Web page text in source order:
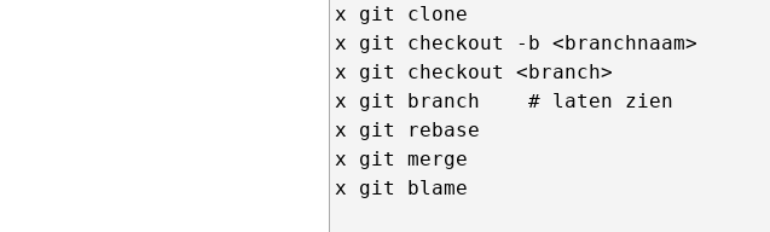
x git clone
x git checkout -b <branchnaam>
x git checkout <branch>
x git branch    # laten zien
x git rebase
x git merge
x git blame